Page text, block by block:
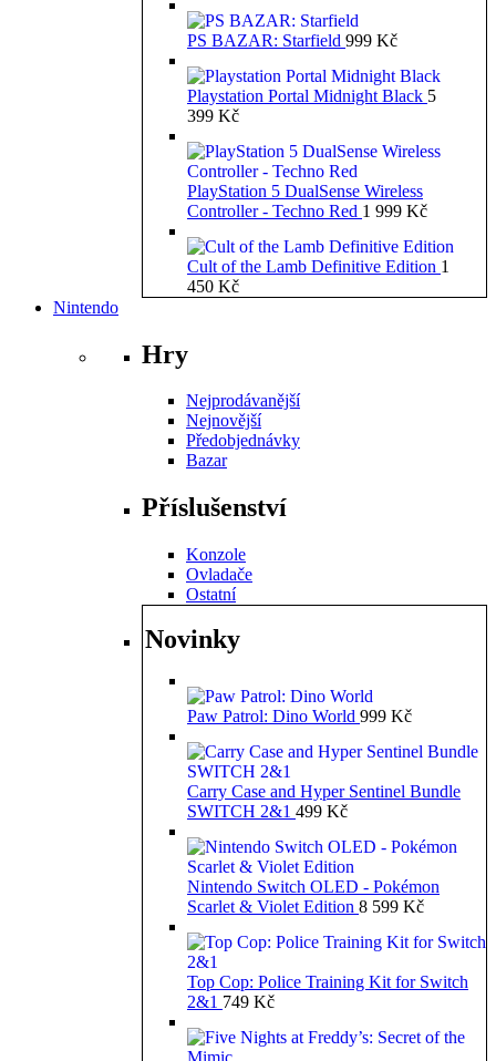
PS BAZAR: Starfield 999 Kč
Playstation Portal Midnight Black 5
399 Kč
PlayStation 5 DualSense Wireless
Controller - Techno Red 1 999 Kč
Cult of the Lamb Definitive Edition 1
450 Kč
Nintendo
Hry
Nejprodávanější
Nejnovější
Předobjednávky
Bazar
Příslušenství
Konzole
Ovladače
Ostatní
Novinky
Paw Patrol: Dino World 999 Kč
Carry Case and Hyper Sentinel Bundle
SWITCH 2&1 499 Kč
Nintendo Switch OLED - Pokémon
Scarlet & Violet Edition 8 599 Kč
Top Cop: Police Training Kit for Switch
2&1 749 Kč